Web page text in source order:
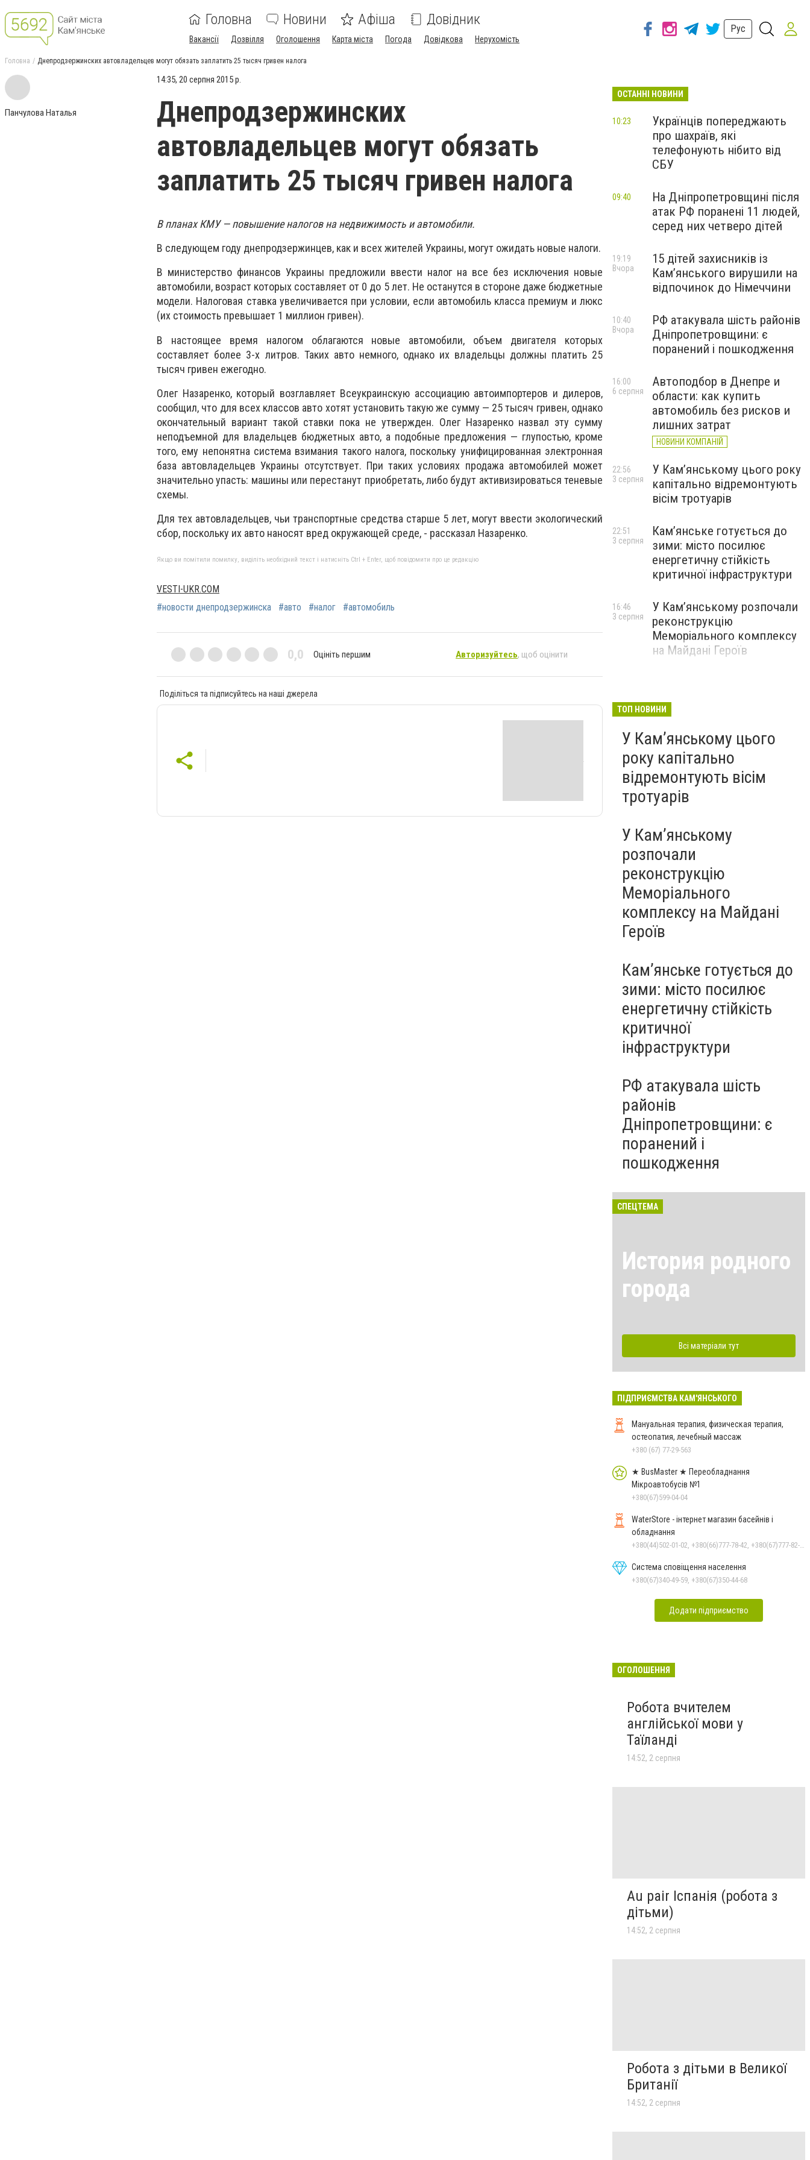
Головна Новини Афіша Довідник
Вакансії Дозвілля Оголошення Карта міста Погода Довідкова Нерухомість
Рус
Головна Днепродзержинских автовладельцев могут обязать заплатить 25 тысяч гривен налога
Панчулова Наталья
14:35, 20 серпня 2015 р.
Днепродзержинских
автовладельцев могут обязать
заплатить 25 тысяч гривен налога
В планах КМУ — повышение налогов на недвижимость и автомобили.
В следующем году днепродзержинцев, как и всех жителей Украины, могут ожидать новые налоги.
В министерство финансов Украины предложили ввести налог на все без исключения новые
автомобили, возраст которых составляет от 0 до 5 лет. Не останутся в стороне даже бюджетные
модели. Налоговая ставка увеличивается при условии, если автомобиль класса премиум и люкс
(их стоимость превышает 1 миллион гривен).
В настоящее время налогом облагаются новые автомобили, объем двигателя которых
составляет более 3-х литров. Таких авто немного, однако их владельцы должны платить 25
тысяч гривен ежегодно.
Олег Назаренко, который возглавляет Всеукраинскую ассоциацию автоимпортеров и дилеров,
сообщил, что для всех классов авто хотят установить такую же сумму — 25 тысяч гривен, однако
окончательный вариант такой ставки пока не утвержден. Олег Назаренко назвал эту сумму
неподъемной для владельцев бюджетных авто, а подобные предложения — глупостью, кроме
того, ему непонятна система взимания такого налога, поскольку унифицированная электронная
база автовладельцев Украины отсутствует. При таких условиях продажа автомобилей может
значительно упасть: машины или перестанут приобретать, либо будут активизироваться теневые
схемы.
Для тех автовладельцев, чьи транспортные средства старше 5 лет, могут ввести экологический
сбор, поскольку их авто наносят вред окружающей среде, - рассказал Назаренко.
Якщо ви помітили помилку, виділіть необхідний текст і натисніть Ctrl + Enter, щоб повідомити про це редакцію
VESTI-UKR.COM
#новости днепродзержинска
#авто #налог #автомобиль
0,0 Оцініть першим Авторизуйтесь, щоб оцінити
Поділіться та підписуйтесь на наші джерела
ОСТАННІ НОВИНИ
Українців попереджають
про шахраїв, які
телефонують нібито від
СБУ
10:23
На Дніпропетровщині після
атак РФ поранені 11 людей,
серед них четверо дітей
09:40
15 дітей захисників із
Кам’янського вирушили на
відпочинок до Німеччини
19:19
Вчора
РФ атакувала шість районів
Дніпропетровщини: є
поранений і пошкодження
10:40
Вчора
Автоподбор в Днепре и
области: как купить
автомобиль без рисков и
лишних затрат
НОВИНИ КОМПАНІЙ
16:00
6 серпня
У Кам’янському цього року
капітально відремонтують
вісім тротуарів
22:56
3 серпня
Кам’янське готується до
зими: місто посилює
енергетичну стійкість
критичної інфраструктури
22:51
3 серпня
У Кам’янському розпочали
реконструкцію
Меморіального комплексу
на Майдані Героїв
16:46
3 серпня
ТОП НОВИНИ
У Кам’янському цього
року капітально
відремонтують вісім
тротуарів
У Кам’янському
розпочали
реконструкцію
Меморіального
комплексу на Майдані
Героїв
Кам’янське готується до
зими: місто посилює
енергетичну стійкість
критичної
інфраструктури
РФ атакувала шість
районів
Дніпропетровщини: є
поранений і
пошкодження
СПЕЦТЕМА
История родного
города
Всі матеріали тут
ПІДПРИЄМСТВА КАМ'ЯНСЬКОГО
Мануальная терапия, физическая терапия,
остеопатия, лечебный массаж
+380 (67) 77-29-563
★ BusMaster ★ Переобладнання
Мікроавтобусів №1
+380(67)599-04-04
WaterStore - інтернет магазин басейнів і
обладнання
Система сповіщення населення
+380(67)340-49-59, +380(67)350-44-68
Додати підприємство
ОГОЛОШЕННЯ
Робота вчителем
англійської мови у
Таїланді
14:52, 2 серпня
Au pair Іспанія (робота з
дітьми)
14:52, 2 серпня
Робота з дітьми в Великої
Британії
14:52, 2 серпня